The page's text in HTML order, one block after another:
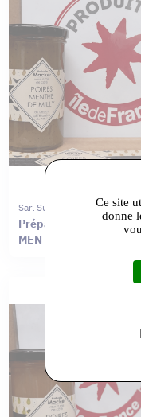
Sarl Sur L'etagere Du Haut
Préparation de POIRE
MENTHE DE MILLY
Ce site
donne